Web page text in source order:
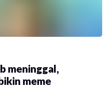
meninggal,
meme